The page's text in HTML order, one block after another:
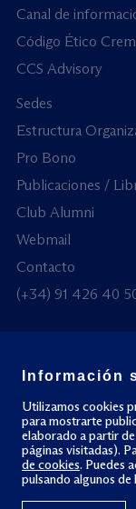
Canal de
Código Ético
CCS Advisory
Sedes
Estructura
Pro Bono
Publicaciones /
Club Alumni
Webmail
Contacto
(+34) 91 426 40
© Todos los
Política de privacidad
Información
Utilizamos cookies
para mostrarte
elaborado a partir
páginas visitadas).
de cookies. Puedes
pulsando algunos